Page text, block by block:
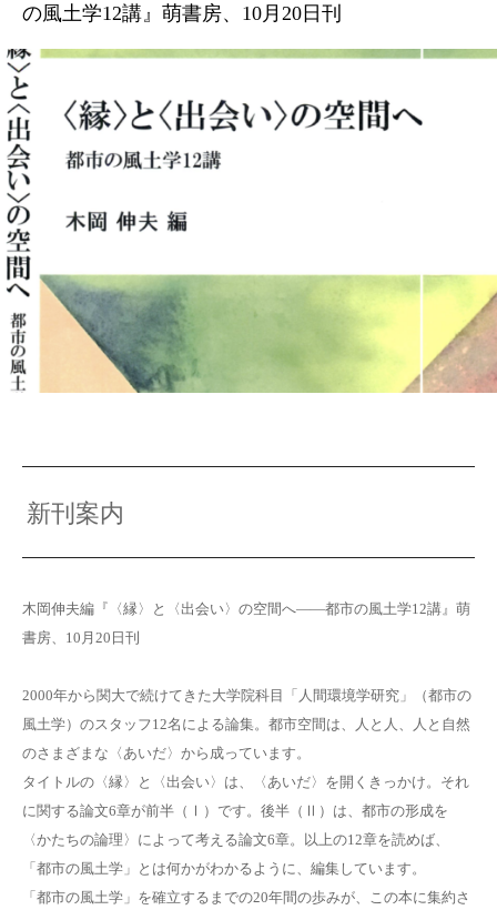
の風土学12講』萌書房、10月20日刊
新刊案内
木岡伸夫編『〈縁〉と〈出会い〉の空間へ――都市の風土学12講』萌
書房、10月20日刊
2000年から関大で続けてきた大学院科目「人間環境学研究」（都市の
風土学）のスタッフ12名による論集。都市空間は、人と人、人と自然
のさまざまな〈あいだ〉から成っています。
タイトルの〈縁〉と〈出会い〉は、〈あいだ〉を開くきっかけ。それ
に関する論文6章が前半（Ⅰ）です。後半（Ⅱ）は、都市の形成を
〈かたちの論理〉によって考える論文6章。以上の12章を読めば、
「都市の風土学」とは何かがわかるように、編集しています。
「都市の風土学」を確立するまでの20年間の歩みが、この本に集約さ